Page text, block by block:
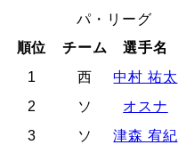
パ・リーグ
順位
チーム 選手名
1
西 中村 祐太
2
ソ オスナ
3
ソ 津森 宥紀